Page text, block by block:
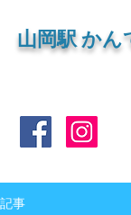
山岡駅 か
記事